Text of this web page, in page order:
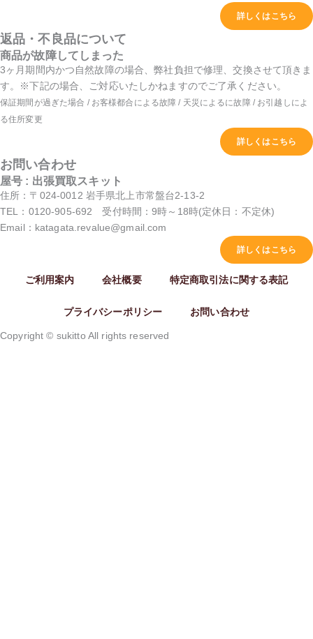
詳しくはこちら
返品・不良品について
商品が故障してしまった
3ヶ月期間内かつ自然故障の場合、弊社負担で修理、交換させて頂きま
す。※下記の場合、ご対応いたしかねますのでご了承ください。
保証期間が過ぎた場合 / お客様都合による故障 / 天災によるに故障 / お引越しによ
る住所変更
詳しくはこちら
お問い合わせ
屋号 : 出張買取スキット
住所：〒024-0012 岩手県北上市常盤台2-13-2
TEL：0120-905-692 受付時間：9時～18時(定休日：不定休)
Email：katagata.revalue@gmail.com
詳しくはこちら
ご利用案内 会社概要 特定商取引法に関する表記
プライバシーポリシー お問い合わせ
Copyright ©️ sukitto All rights reserved